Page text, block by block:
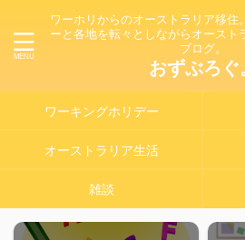
ワーホリからのオーストラリア移住
ーと各地を転々としながらオースト
ブログ。
おずぶろぐ
ワーキングホリデー
オーストラリア生活
雑談